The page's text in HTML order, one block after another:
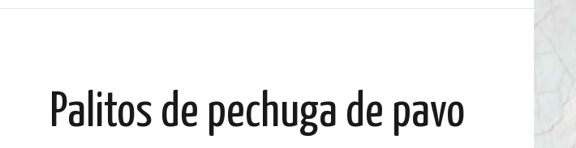
Palitos de pechuga de pavo